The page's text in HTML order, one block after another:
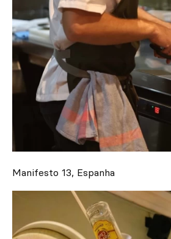
Manifesto 13, Espanha